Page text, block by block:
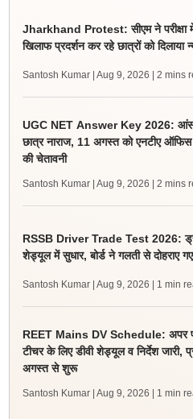
Jharkhand Protest: सीएम ने परीक्षा
खिलाफ प्रदर्शन कर रहे छात्रों को दिलाया
Santosh Kumar | Aug 9, 2026 | 2 mins
UGC NET Answer Key 2026:
छात्र नाराज, 11 अगस्त को एनटीए ऑफिस
की चेतावनी
Santosh Kumar | Aug 9, 2026 | 2 mins
RSSB Driver Trade Test 2026:
शेड्यूल में सुधार, बोर्ड ने गलती से दोहराए
Santosh Kumar | Aug 9, 2026 | 1 min
REET Mains DV Schedule: अपर
टीचर के लिए डीवी शेड्यूल व निर्देश जारी,
अगस्त से शुरू
Santosh Kumar | Aug 9, 2026 | 1 min